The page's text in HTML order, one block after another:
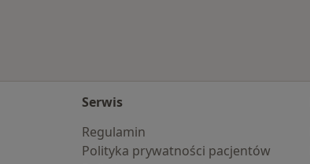
Serwis
Regulamin
Polityka prywatności pacjentów